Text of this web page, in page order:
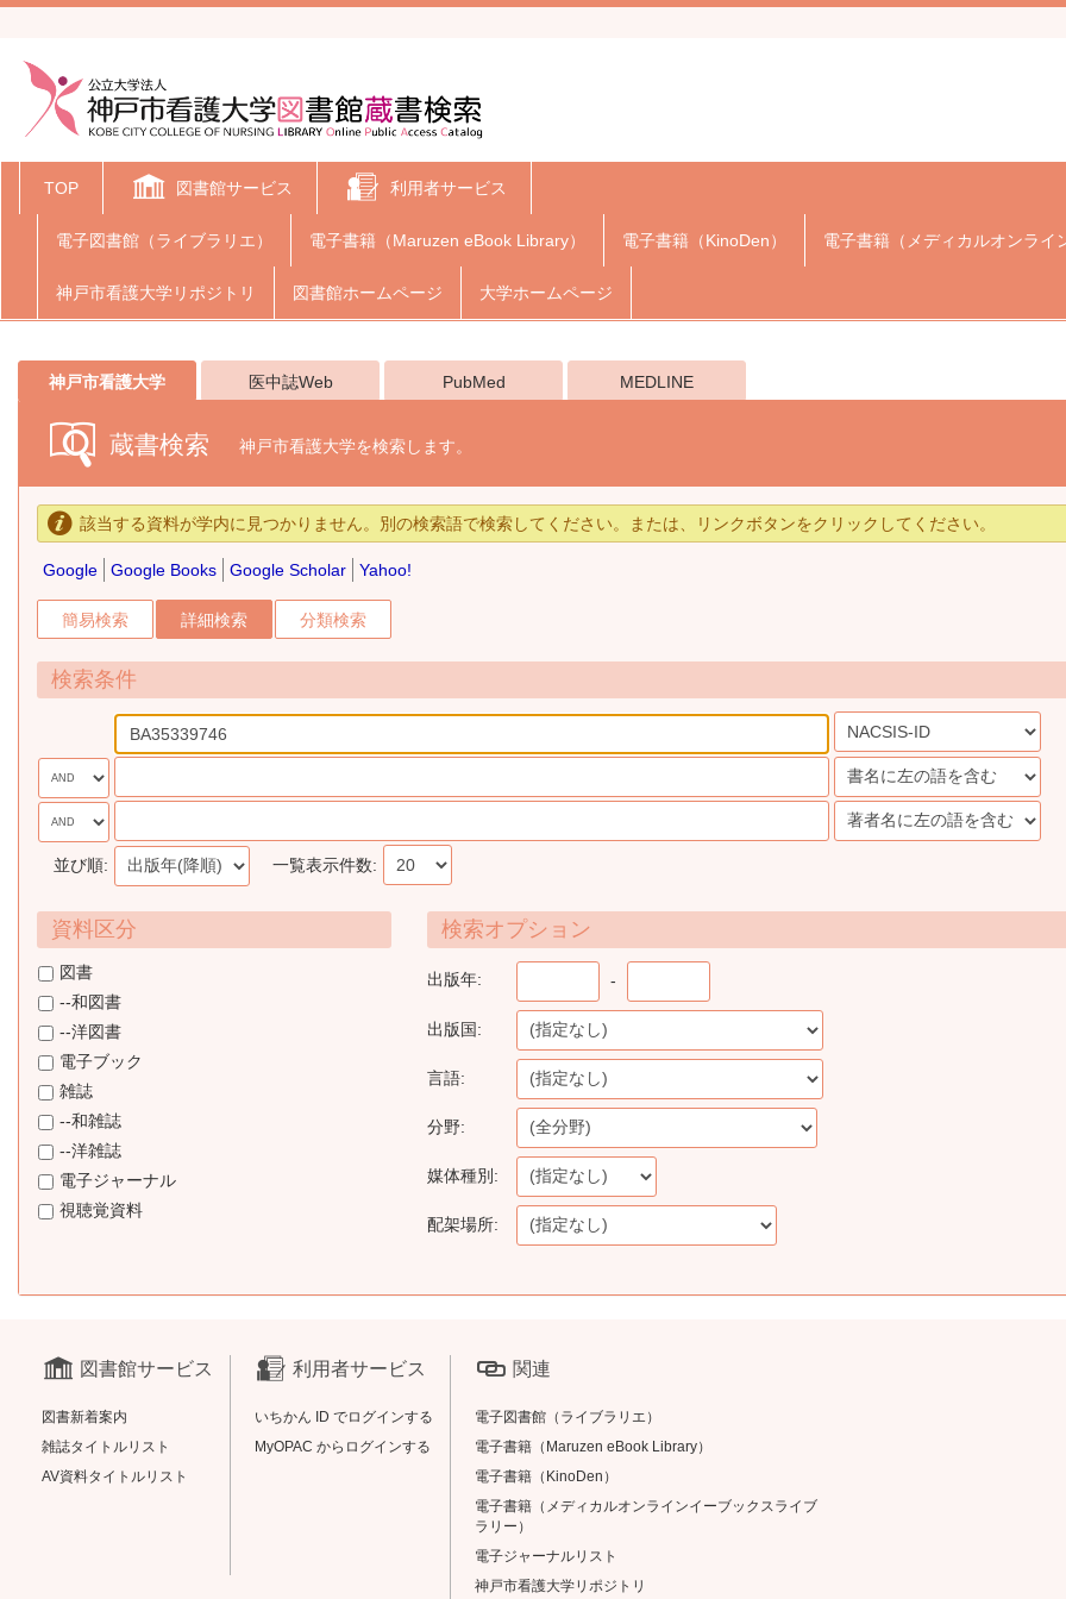
TOP 図書館サービス 利用者サービス
電子図書館（ライブラリエ） 電子書籍（Maruzen eBook Library） 電子書籍（KinoDen） 電子書籍（メディカルオンライ
神戸市看護大学リポジトリ 図書館ホームページ 大学ホームページ
神戸市看護大学 医中誌Web PubMed MEDLINE
蔵書検索 神戸市看護大学を検索します。
該当する資料が学内に見つかりません。別の検索語で検索してください。または、リンクボタンをクリックしてください。
Google Google Books Google Scholar Yahoo!
簡易検索 詳細検索 分類検索
検索条件
並び順: 一覧表示件数:
資料区分
図書
--和図書
--洋図書
電子ブック
雑誌
--和雑誌
--洋雑誌
電子ジャーナル
視聴覚資料
検索オプション
出版年: -
出版国:
言語:
分野:
媒体種別:
配架場所:
図書館サービス
図書新着案内
雑誌タイトルリスト
AV資料タイトルリスト
利用者サービス
いちかん ID でログインする
MyOPAC からログインする
関連
電子図書館（ライブラリエ）
電子書籍（Maruzen eBook Library）
電子書籍（KinoDen）
電子書籍（メディカルオンラインイーブックスライブ
ラリー）
電子ジャーナルリスト
神戸市看護大学リポジトリ